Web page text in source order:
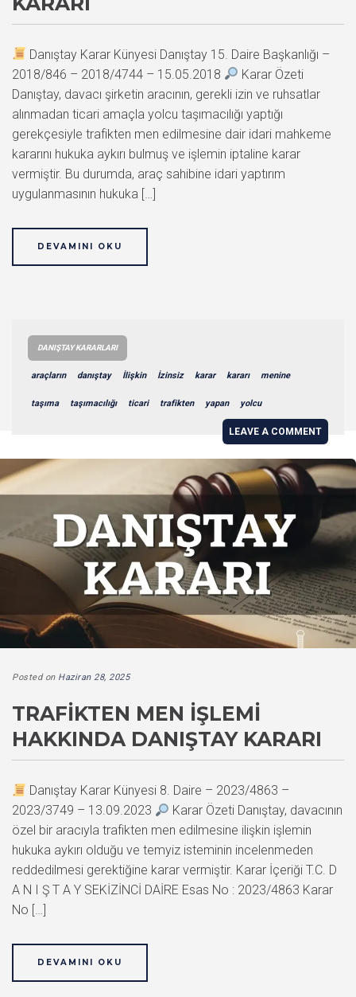
Danıştay Karar Künyesi Danıştay 15. Daire Başkanlığı –
2018/846 – 2018/4744 – 15.05.2018
Karar Özeti
Danıştay, davacı şirketin aracının, gerekli izin ve ruhsatlar
alınmadan ticari amaçla yolcu taşımacılığı yaptığı
gerekçesiyle trafikten men edilmesine dair idari mahkeme
kararını hukuka aykırı bulmuş ve işlemin iptaline karar
vermiştir. Bu durumda, araç sahibine idari yaptırım
uygulanmasının hukuka […]
DEVAMINI OKU
DANIŞTAY KARARLARI
araçların danıştay İlişkin İzinsiz karar kararı menine
taşıma taşımacılığı ticari trafikten yapan yolcu
LEAVE A COMMENT
Posted on Haziran 28, 2025
TRAFIKTEN MEN İŞLEMI
HAKKINDA DANIŞTAY KARARI
Danıştay Karar Künyesi 8. Daire – 2023/4863 –
2023/3749 – 13.09.2023
Karar Özeti Danıştay, davacının
özel bir aracıyla trafikten men edilmesine ilişkin işlemin
hukuka aykırı olduğu ve temyiz isteminin incelenmeden
reddedilmesi gerektiğine karar vermiştir. Karar İçeriği T.C. D
A N I Ş T A Y SEKİZİNCİ DAİRE Esas No : 2023/4863 Karar
No […]
DEVAMINI OKU